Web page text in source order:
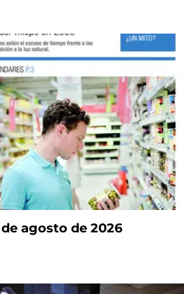
de agosto de 2026